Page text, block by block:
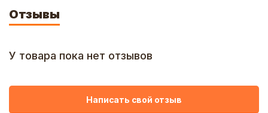
Отзывы
У товара пока нет отзывов
Написать свой отзыв